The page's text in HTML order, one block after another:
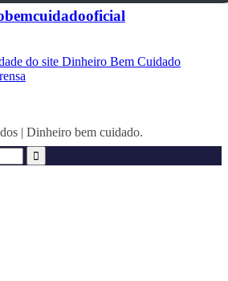
do site Dinheiro Bem Cuidado
| Dinheiro bem cuidado.